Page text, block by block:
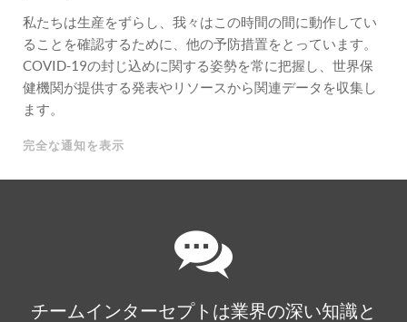
私たちは生産をずらし、我々はこの時間の間に動作してい
ることを確認するために、他の予防措置をとっています。
COVID-19の封じ込めに関する姿勢を常に把握し、世界保
健機関が提供する発表やリソースから関連データを収集し
ます。
完全な通知を表示
チームインターセプトは業界の深い知識と